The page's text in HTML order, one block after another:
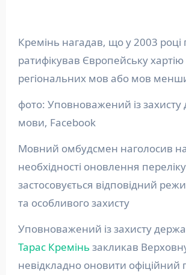
Кремінь нагадав, що у 2003 році парламент
ратифікував Європейську хартію
регіональних мов або мов
фото: Уповноважений із захисту
мови, Facebook
Мовний омбудсмен наголосив на
необхідності оновлення
застосовується відповідний
та особливого захисту
Уповноважений із захисту
Тарас Креміньзакликав
невідкладно оновити офіційний